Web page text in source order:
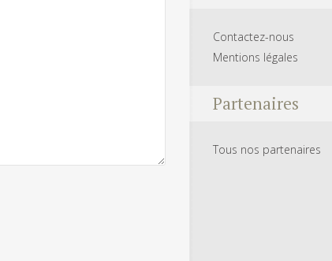
Contactez-nous
Mentions légales
Partenaires
Tous nos partenaires